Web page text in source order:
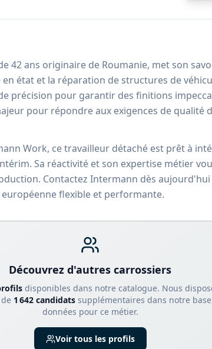
42 ans originaire de Roumanie, met son
état et la réparation de structures de
précision pour garantir des finitions
pour répondre aux exigences de qualité
Work, ce travailleur détaché est prêt à
Sa réactivité et son expertise métier
Contactez Intermann dès
flexible et performante.
Découvrez d'autres carrossiers
sdisponibles dans notre catalogue. Nous
1 642 candidats supplémentaires dans notre
données pour ce métier.
Voir tous les profils